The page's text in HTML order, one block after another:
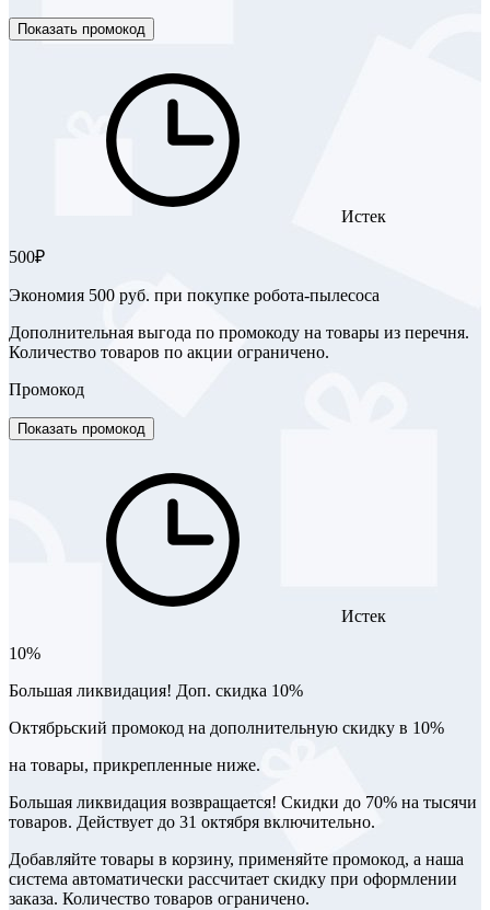
Показать промокод
Истек
500₽
Экономия 500 руб. при покупке робота-пылесоса
Дополнительная выгода по промокоду на товары из перечня.
Количество товаров по акции ограничено.
Промокод
Показать промокод
Истек
10%
Большая ликвидация! Доп. скидка 10%
Октябрьский промокод на дополнительную скидку в 10%
на товары, прикрепленные ниже.
Большая ликвидация возвращается! Скидки до 70% на тысячи
товаров. Действует до 31 октября включительно.
Добавляйте товары в корзину, применяйте промокод, а наша
система автоматически рассчитает скидку при оформлении
заказа. Количество товаров ограничено.